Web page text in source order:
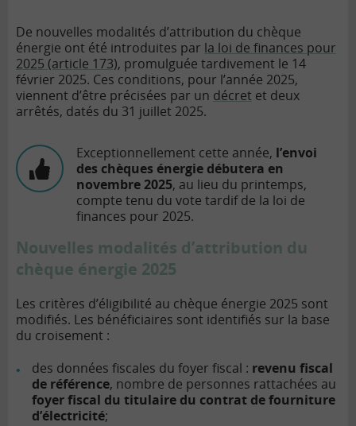
De nouvelles modalités d’attribution du chèque
énergie ont été introduites par la loi de finances pour
2025 (article 173), promulguée tardivement le 14
février 2025. Ces conditions, pour l’année 2025,
viennent d’être précisées par un décret et deux
arrêtés, datés du 31 juillet 2025.
Exceptionnellement cette année, l’envoi
des chèques énergie débutera en
novembre 2025, au lieu du printemps,
compte tenu du vote tardif de la loi de
finances pour 2025.
Nouvelles modalités d’attribution du
chèque énergie 2025
Les critères d’éligibilité au chèque énergie 2025 sont
modifiés. Les bénéficiaires sont identifiés sur la base
du croisement :
des données fiscales du foyer fiscal : revenu fiscal
de référence, nombre de personnes rattachées au
foyer fiscal du titulaire du contrat de fourniture
d’électricité;